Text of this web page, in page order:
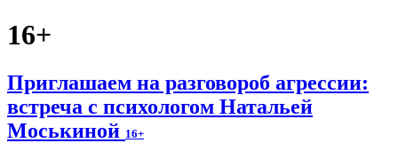
16+
Приглашаем на разговороб агрессии:
встреча с психологом Натальей
Моськиной 16+